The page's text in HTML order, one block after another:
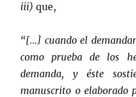
iii) que,
“[…] cuando el
como prueba de los
demanda, y éste
manuscrito o elaborado